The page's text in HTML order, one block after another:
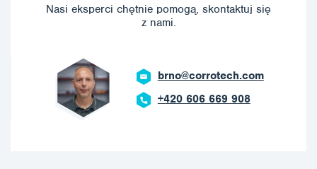
Nasi eksperci chętnie pomogą, skontaktuj się
z nami.
brno@corrotech.com
+420 606 669 908